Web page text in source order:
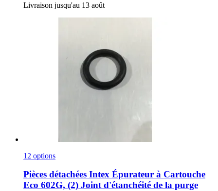
Livraison jusqu'au 13 août
12 options
Pièces détachées Intex Épurateur à Cartouche
Eco 602G, (2) Joint d'étanchéité de la purge